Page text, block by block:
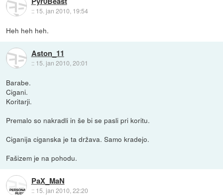
:: 15. jan 2010, 19:54
Heh heh heh.
Aston_11
:: 15. jan 2010, 20:01
Barabe.
Cigani.
Koritarji.
Premalo so nakradli in še bi se pasli pri koritu.
Ciganija ciganska je ta država. Samo kradejo.
Fašizem je na pohodu.
PaX_MaN
:: 15. jan 2010, 22:20